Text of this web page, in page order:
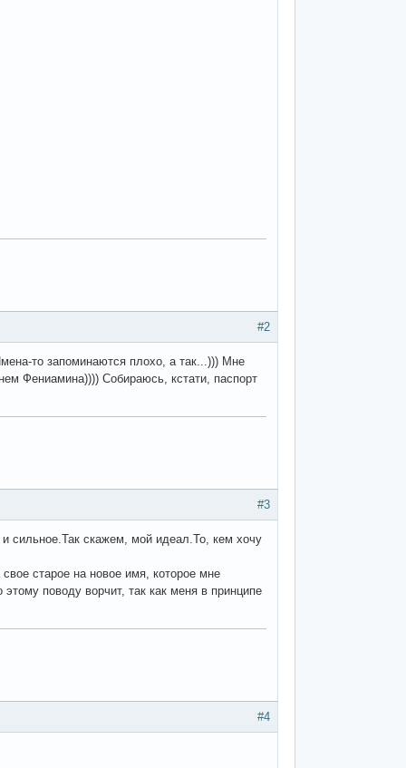
#2
то запоминаются плохо, а так...))) Мне
Фениамина)))) Собираюсь, кстати, паспорт
#3
сильное.Так скажем, мой идеал.То, кем хочу
старое на новое имя, которое мне
поводу ворчит, так как меня в принципе
#4